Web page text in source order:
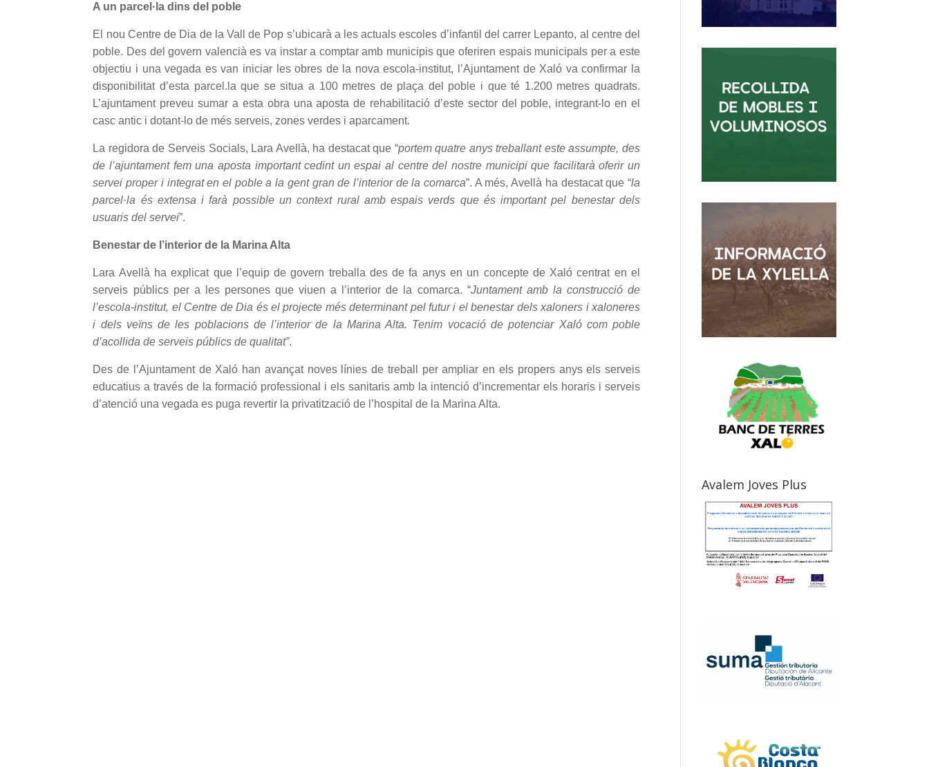
A un parcel·la dins del poble
El nou Centre de Dia de la Vall de Pop s’ubicarà a les actuals escoles d’infantil del carrer Lepanto, al centre del
poble. Des del govern valencià es va instar a comptar amb municipis que oferiren espais municipals per a este
objectiu i una vegada es van iniciar les obres de la nova escola-institut, l’Ajuntament de Xaló va confirmar la
disponibilitat d’esta parcel.la que se situa a 100 metres de plaça del poble i que té 1.200 metres quadrats.
L’ajuntament preveu sumar a esta obra una aposta de rehabilitació d’este sector del poble, integrant-lo en el
casc antic i dotant-lo de més serveis, zones verdes i aparcament.
La regidora de Serveis Socials, Lara Avellà, ha destacat que “portem quatre anys treballant este assumpte, des
de l’ajuntament fem una aposta important cedint un espai al centre del nostre municipi que facilitarà oferir un
servei proper i integrat en el poble a la gent gran de l’interior de la comarca”. A més, Avellà ha destacat que “la
parcel·la és extensa i farà possible un context rural amb espais verds que és important pel benestar dels
usuaris del servei”.
Benestar de l’interior de la Marina Alta
Lara Avellà ha explicat que l’equip de govern treballa des de fa anys en un concepte de Xaló centrat en el
serveis públics per a les persones que viuen a l’interior de la comarca. “Juntament amb la construcció de
l’escola-institut, el Centre de Dia és el projecte més determinant pel futur i el benestar dels xaloners i xaloneres
i dels veïns de les poblacions de l’interior de la Marina Alta. Tenim vocació de potenciar Xaló com poble
d’acollida de serveis públics de qualitat”.
Des de l’Ajuntament de Xaló han avançat noves línies de treball per ampliar en els propers anys els serveis
educatius a través de la formació professional i els sanitaris amb la intenció d’incrementar els horaris i serveis
d’atenció una vegada es puga revertir la privatització de l’hospital de la Marina Alta.
Avalem Joves Plus